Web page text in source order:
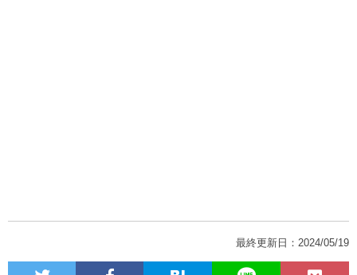
最終更新日：2024/05/19